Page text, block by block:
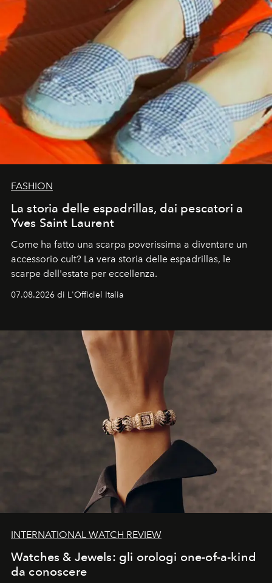
FASHION
La storia delle espadrillas, dai pescatori a
Yves Saint Laurent
Come ha fatto una scarpa poverissima a diventare un
accessorio cult? La vera storia delle espadrillas, le
scarpe dell'estate per eccellenza.
07.08.2026 di L'Officiel Italia
INTERNATIONAL WATCH REVIEW
Watches & Jewels: gli orologi one-of-a-kind
da conoscere